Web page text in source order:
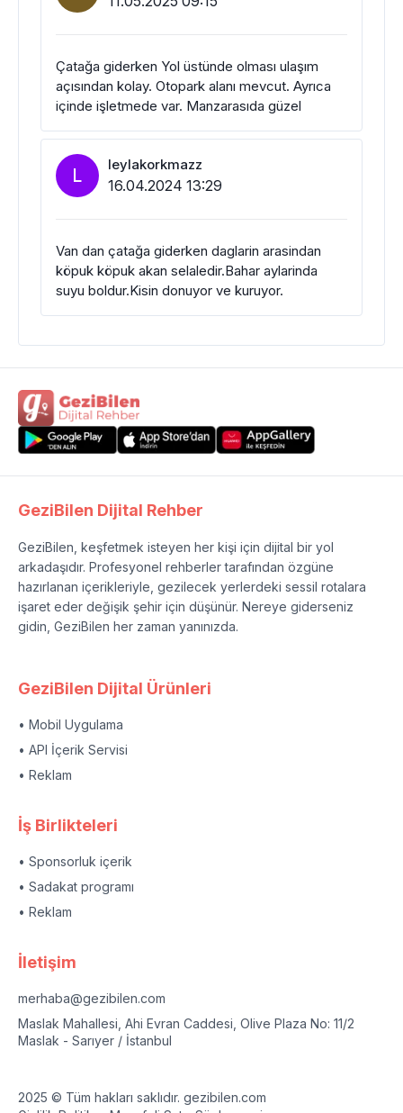
Çatağa giderken Yol üstünde olması ulaşım
açısından kolay. Otopark alanı mevcut. Ayrıca
içinde işletmede var. Manzarasıda güzel
L leylakorkmazz
16.04.2024 13:29
Van dan çatağa giderken daglarin arasindan
köpuk köpuk akan selaledir.Bahar aylarinda
suyu boldur.Kisin donuyor ve kuruyor.
GeziBilen Dijital Rehber
GeziBilen, keşfetmek isteyen her kişi için dijital bir yol
arkadaşıdır. Profesyonel rehberler tarafından özgüne
hazırlanan içerikleriyle, gezilecek yerlerdeki sessil rotalara
işaret eder değişik şehir için düşünür. Nereye giderseniz
gidin, GeziBilen her zaman yanınızda.
GeziBilen Dijital Ürünleri
• Mobil Uygulama
• API İçerik Servisi
• Reklam
İş Birlikteleri
• Sponsorluk içerik
• Sadakat programı
• Reklam
İletişim
merhaba@gezibilen.com
Maslak Mahallesi, Ahi Evran Caddesi, Olive Plaza No: 11/2
Maslak - Sarıyer / İstanbul
2025 © Tüm hakları saklıdır. gezibilen.com